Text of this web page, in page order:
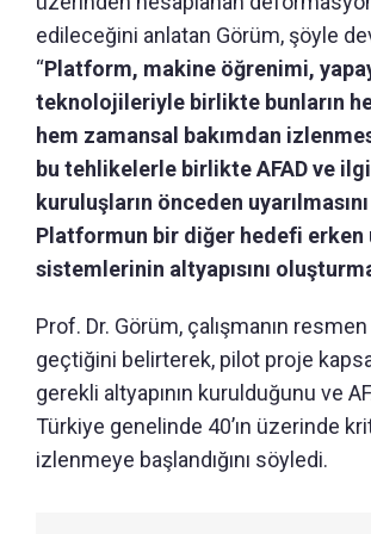
edileceğini anlatan Görüm, şöyle
“Platform, makine öğrenimi,
teknolojileriyle birlikte bunların
hem zamansal bakımdan
bu tehlikelerle birlikte AFAD ve
kuruluşların önceden
Platformun bir diğer hedefi erken
sistemlerinin altyapısını
Prof. Dr. Görüm, çalışmanın
geçtiğini belirterek, pilot proje
gerekli altyapının kurulduğunu ve
Türkiye genelinde 40’ın üzerinde
izlenmeye başlandığını söyledi.